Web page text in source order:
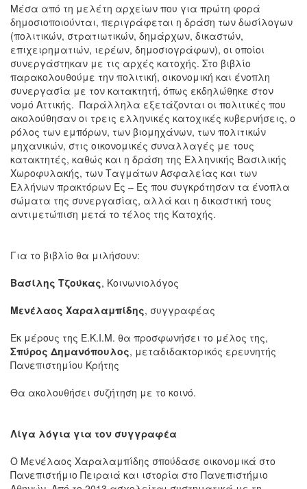
Μέσα από τη μελέτη αρχείων που για πρώτη φορά
δημοσιοποιούνται, περιγράφεται η δράση των δωσίλογων
(πολιτικών, στρατιωτικών, δημάρχων, δικαστών,
επιχειρηματιών, ιερέων, δημοσιογράφων), οι οποίοι
συνεργάστηκαν με τις αρχές κατοχής. Στο βιβλίο
παρακολουθούμε την πολιτική, οικονομική και ένοπλη
συνεργασία με τον κατακτητή, όπως εκδηλώθηκε στον
νομό Αττικής. Παράλληλα εξετάζονται οι πολιτικές που
ακολούθησαν οι τρεις ελληνικές κατοχικές κυβερνήσεις, ο
ρόλος των εμπόρων, των βιομηχάνων, των πολιτικών
μηχανικών, στις οικονομικές συναλλαγές με τους
κατακτητές, καθώς και η δράση της Ελληνικής Βασιλικής
Χωροφυλακής, των Ταγμάτων Ασφαλείας και των
Ελλήνων πρακτόρων Ες – Ες που συγκρότησαν τα ένοπλα
σώματα της συνεργασίας, αλλά και η δικαστική τους
αντιμετώπιση μετά το τέλος της Κατοχής.
Για το βιβλίο θα μιλήσουν:
Βασίλης Τζούκας, Κοινωνιολόγος
Μενέλαος Χαραλαμπίδης, συγγραφέας
Εκ μέρους της Ε.Κ.Ι.Μ. θα προσφωνήσει το μέλος της,
Σπύρος Δημανόπουλος, μεταδιδακτορικός ερευνητής
Πανεπιστημίου Κρήτης
Θα ακολουθήσει συζήτηση με το κοινό.
Λίγα λόγια για τον συγγραφέα
Ο Μενέλαος Χαραλαμπίδης σπούδασε οικονομικά στο
Πανεπιστήμιο Πειραιά και ιστορία στο Πανεπιστήμιο